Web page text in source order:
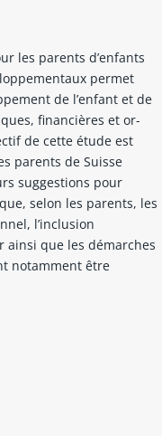
les parents d’enfants
permet
de l’enfant et de
financières et or-
de cette étude est
parents de Suisse
suggestions pour
selon les parents, les
l’inclusion
que les démarches
notamment être